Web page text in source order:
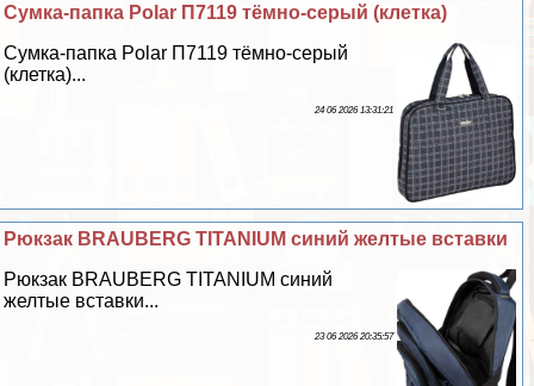
Сумка-папка Polar П7119 тёмно-серый (клетка)
Сумка-папка Polar П7119 тёмно-серый
(клетка)...
24 06 2026 13:31:21
Рюкзак BRAUBERG TITANIUM синий желтые вставки
Рюкзак BRAUBERG TITANIUM синий
желтые вставки...
23 06 2026 20:35:57